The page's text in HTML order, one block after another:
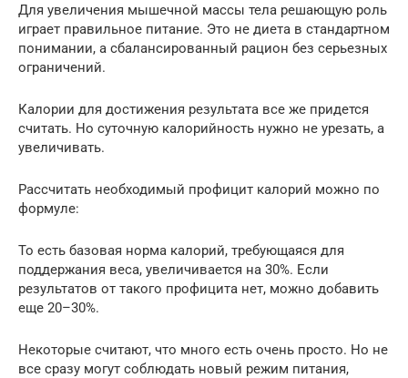
Для увеличения мышечной массы тела решающую роль
играет правильное питание. Это не диета в стандартном
понимании, а сбалансированный рацион без серьезных
ограничений.
Калории для достижения результата все же придется
считать. Но суточную калорийность нужно не урезать, а
увеличивать.
Рассчитать необходимый профицит калорий можно по
формуле:
То есть базовая норма калорий, требующаяся для
поддержания веса, увеличивается на 30%. Если
результатов от такого профицита нет, можно добавить
еще 20–30%.
Некоторые считают, что много есть очень просто. Но не
все сразу могут соблюдать новый режим питания,